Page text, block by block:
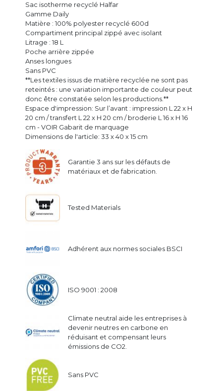
Sac isotherme recyclé Halfar
Gamme Daily
Matière : 100% polyester recyclé 600d
Compartiment principal zippé avec isolant
Litrage : 18 L
Poche arrière zippée
Anses longues
Sans PVC
**Les textiles issus de matière recyclée ne sont pas
reteintés : une variation importante de couleur peut
donc être constatée selon les productions.**
Espace d'impression: Sur l’avant : impression L 22 x H
20 cm / transfert L 22 x H 20 cm / broderie L 16 x H 16
cm - VOIR Gabarit de marquage
Dimensions de l'article: 33 x 40 x 15 cm
Garantie 3 ans sur les défauts de
matériaux et de fabrication.
Tested Materials
Adhérent aux normes sociales BSCI
ISO 9001 : 2008
Climate neutral aide les entreprises à
devenir neutres en carbone en
réduisant et compensant leurs
émissions de CO2.
Sans PVC